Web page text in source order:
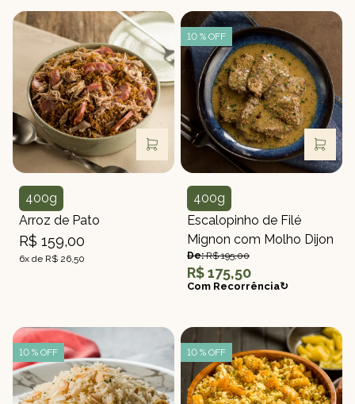
Peso
400g
Arroz de Pato
R$ 159,00
6x de R$ 26,50
10 % OFF
Peso
400g
Escalopinho de Filé
Mignon com Molho Dijon
De:R$ 195,00
R$ 175,50
Com Recorrência↻
10 % OFF 10 % OFF